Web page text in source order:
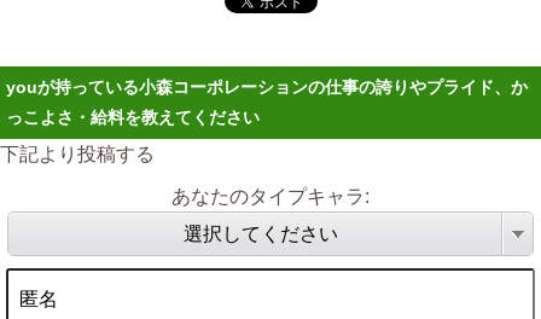
youが持っている小森コーポレーションの仕事の誇りやプライド、か
っこよさ・給料を教えてください
下記より投稿する
あなたのタイプキャラ:
選択してください